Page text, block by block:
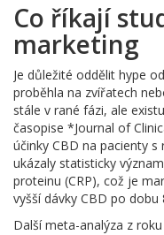
Co říkají
marketing
Je důležité oddělit hype
proběhla na zvířatech
stále v rané fázi, ale
časopise *Journal of
účinky CBD na pacienty
ukázaly statisticky
proteinu (CRP), což je
vyšší dávky CBD po dobu
Další meta-analýza z